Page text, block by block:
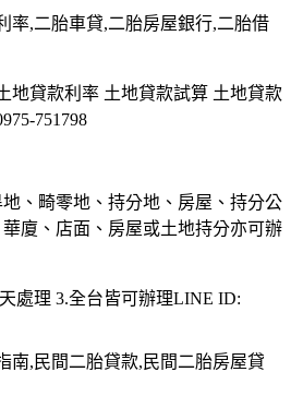
率,二胎車貸,二胎房屋銀行,二胎借
地貸款利率 土地貸款試算 土地貸款
751798
、畸零地、持分地、房屋、持分公
廈、店面、房屋或土地持分亦可辦
處理 3.全台皆可辦理LINE ID:
南,民間二胎貸款,民間二胎房屋貸